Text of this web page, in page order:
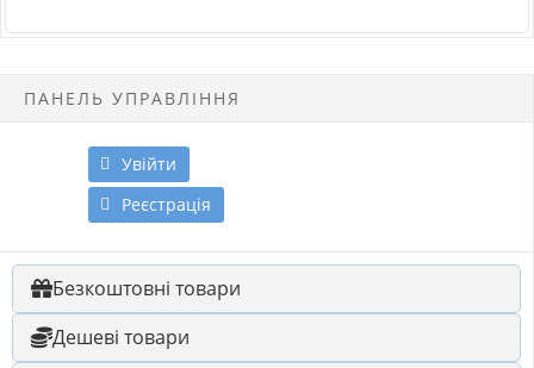
ПАНЕЛЬ УПРАВЛІННЯ
Увійти
Реєстрація
Безкоштовні товари
Дешеві товари